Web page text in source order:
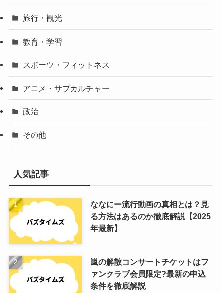
旅行・観光
教育・学習
スポーツ・フィットネス
アニメ・サブカルチャー
政治
その他
人気記事
ななにー流行動画の真相とは？見
る方法はあるのか徹底解説【2025
年最新】
嵐の解散コンサートチケットはフ
ァンクラブ会員限定?最新の申込
条件を徹底解説